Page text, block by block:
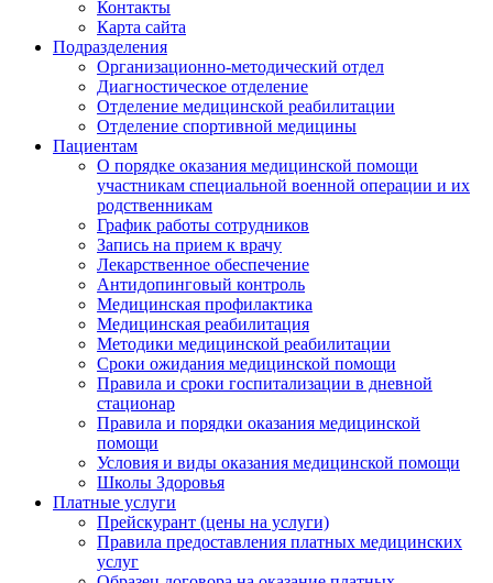
Контакты
Карта сайта
Подразделения
Организационно-методический отдел
Диагностическое отделение
Отделение медицинской реабилитации
Отделение спортивной медицины
Пациентам
О порядке оказания медицинской помощи
участникам специальной военной операции и их
родственникам
График работы сотрудников
Запись на прием к врачу
Лекарственное обеспечение
Антидопинговый контроль
Медицинская профилактика
Медицинская реабилитация
Методики медицинской реабилитации
Сроки ожидания медицинской помощи
Правила и сроки госпитализации в дневной
стационар
Правила и порядки оказания медицинской
помощи
Условия и виды оказания медицинской помощи
Школы Здоровья
Платные услуги
Прейскурант (цены на услуги)
Правила предоставления платных медицинских
услуг